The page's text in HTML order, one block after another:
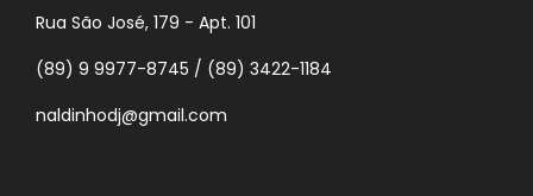
Rua São José, 179 - Apt. 101
(89) 9 9977-8745 / (89) 3422-1184
naldinhodj@gmail.com